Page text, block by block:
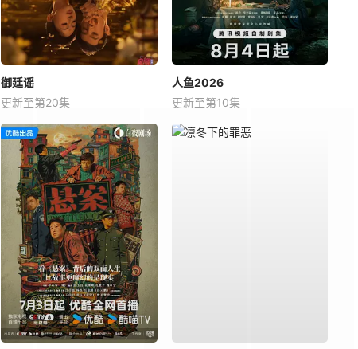
御廷谣
更新至第20集
人鱼2026
更新至第10集